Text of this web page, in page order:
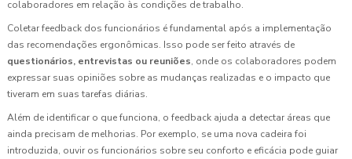
colaboradores em relação às condições de trabalho.
Coletar feedback dos funcionários é fundamental após a implementação
das recomendações ergonômicas. Isso pode ser feito através de
questionários, entrevistas ou reuniões, onde os colaboradores podem
expressar suas opiniões sobre as mudanças realizadas e o impacto que
tiveram em suas tarefas diárias.
Além de identificar o que funciona, o feedback ajuda a detectar áreas que
ainda precisam de melhorias. Por exemplo, se uma nova cadeira foi
introduzida, ouvir os funcionários sobre seu conforto e eficácia pode guiar